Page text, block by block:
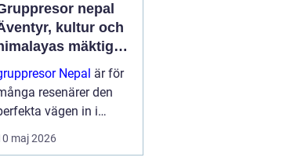
nepal
kultur och
mäktiga
Nepal är för
resenärer den
vägen in i
himalayas värld av
storslagna berg, djupa
maj 2026